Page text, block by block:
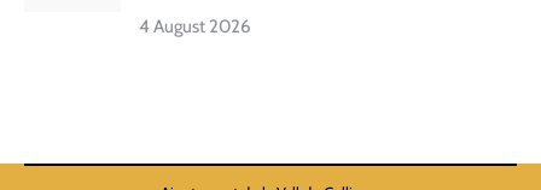
4 August 2026